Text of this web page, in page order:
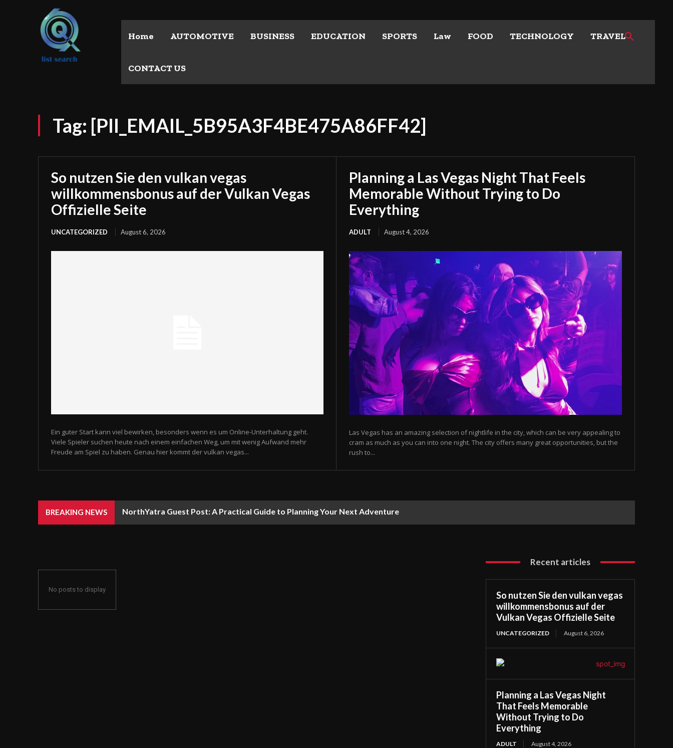
Home AUTOMOTIVE BUSINESS EDUCATION SPORTS Law FOOD TECHNOLOGY TRAVEL
CONTACT US
Tag: [PII_EMAIL_5B95A3F4BE475A86FF42]
So nutzen Sie den vulkan vegas
willkommensbonus auf der Vulkan Vegas
Offizielle Seite
UNCATEGORIZED August 6, 2026
Ein guter Start kann viel bewirken, besonders wenn es um Online-Unterhaltung geht.
Viele Spieler suchen heute nach einem einfachen Weg, um mit wenig Aufwand mehr
Freude am Spiel zu haben. Genau hier kommt der vulkan vegas...
Planning a Las Vegas Night That Feels
Memorable Without Trying to Do
Everything
ADULT August 4, 2026
Las Vegas has an amazing selection of nightlife in the city, which can be very appealing to
cram as much as you can into one night. The city offers many great opportunities, but the
rush to...
BREAKING NEWS NorthYatra Guest Post: A Practical Guide to Planning Your Next Adventure
No posts to display
Recent articles
So nutzen Sie den vulkan vegas
willkommensbonus auf der
Vulkan Vegas Offizielle Seite
UNCATEGORIZED August 6, 2026
Planning a Las Vegas Night
That Feels Memorable
Without Trying to Do
Everything
ADULT August 4, 2026